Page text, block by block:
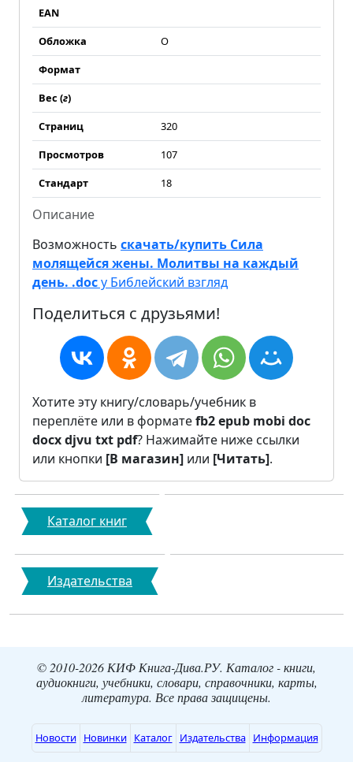
EAN
Обложка
О
Формат
Вес (г)
Страниц
320
Просмотров
107
Стандарт
18
Описание
Возможность скачать/купить Сила
молящейся жены. Молитвы на каждый
день. .docу Библейский взгляд
Поделиться с друзьями!
Хотите эту книгу/словарь/учебник в
переплёте или в форматеfb2epub mobi doc
docxdjvu txt pdf? Нажимайте ниже ссылки
или кнопки [В магазин] или [Читать].
Каталог книг
Издательства
© 2010-2026 КИФ Книга-Дива.РУ. Каталог - книги,
аудиокниги, учебники, словари, справочники, карты,
литература. Все права защищены.
Новости Новинки Каталог Издательства Информация